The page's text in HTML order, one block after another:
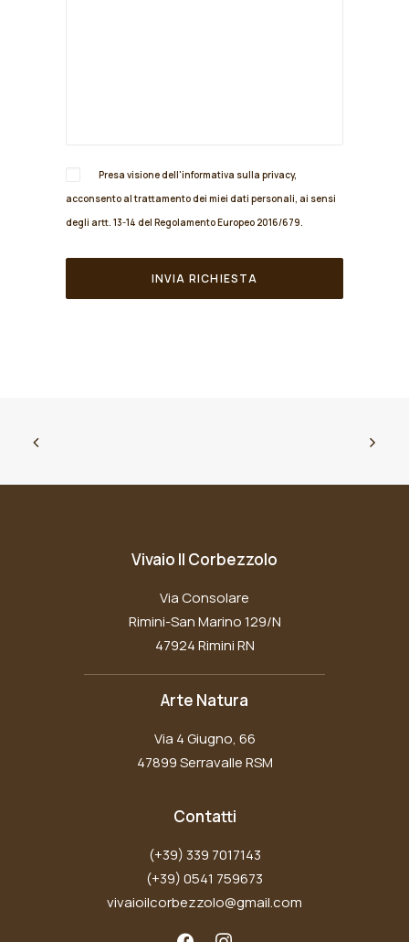
Presa visione dell'informativa sulla privacy,
acconsento al trattamento dei miei dati personali, ai sensi
degli artt. 13-14 del Regolamento Europeo 2016/679.
Vivaio Il Corbezzolo
Via Consolare
Rimini-San Marino 129/N
47924 Rimini RN
Arte Natura
Via 4 Giugno, 66
47899 Serravalle RSM
Contatti
(+39) 339 7017143
(+39) 0541 759673
vivaioilcorbezzolo@gmail.com